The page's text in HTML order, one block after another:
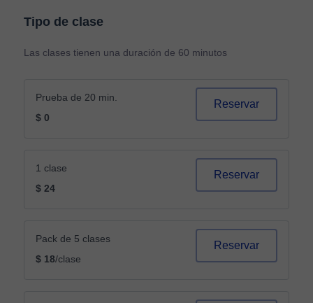
Tipo de clase
Las clases tienen una duración de 60 minutos
Prueba de 20 min.
$ 0
Reservar
1 clase
$ 24
Reservar
Pack de 5 clases
$ 18/clase
Reservar